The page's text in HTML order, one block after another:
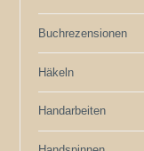
Buchrezensionen
Häkeln
Handarbeiten